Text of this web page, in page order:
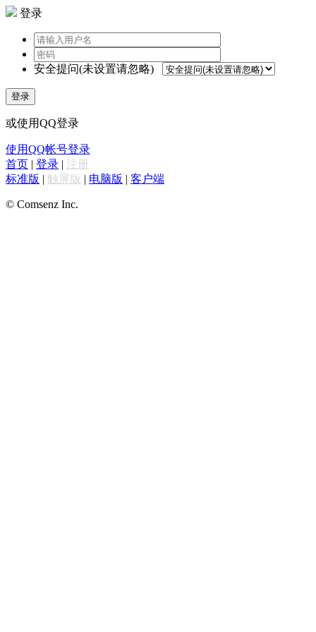
登录
安全提问(未设置请忽略)
登录
或使用QQ登录
使用QQ帐号登录
首页 | 登录 | 注册
标准版 | 触屏版 | 电脑版 | 客户端
© Comsenz Inc.